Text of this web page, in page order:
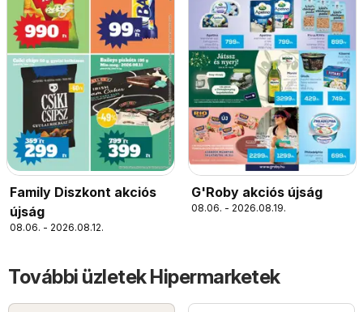
Family Diszkont akciós
újság
08.06. - 2026.08.12.
G'Roby akciós újság
08.06. - 2026.08.19.
További üzletek Hipermarketek